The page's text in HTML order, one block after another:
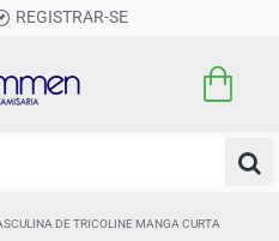
REGISTRAR-SE
DE TRICOLINE MANGA CURTA